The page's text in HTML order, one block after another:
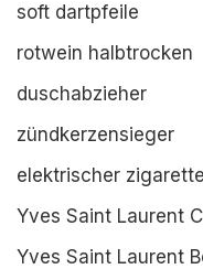
soft dartpfeile
rotwein halbtrocken
duschabzieher
zündkerzensieger
elektrischer
Yves Saint Laurent
Yves Saint Laurent